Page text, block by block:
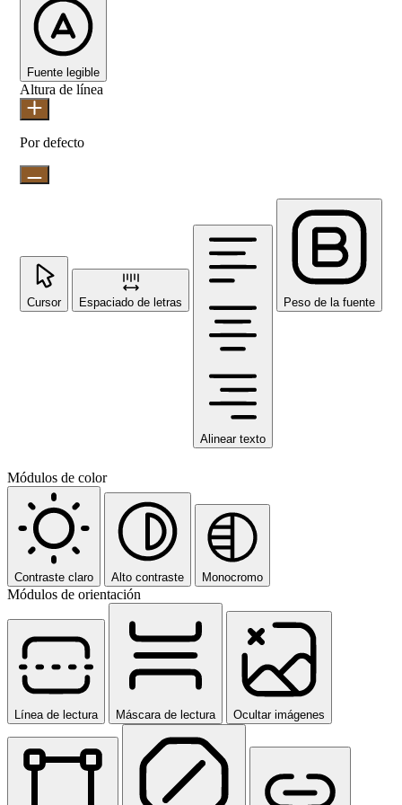
Fuente legible
Altura de línea
Por defecto
Cursor Espaciado de letras
Alinear texto
Peso de la fuente
Módulos de color
Contraste claro Alto contraste Monocromo
Módulos de orientación
Línea de lectura Máscara de lectura Ocultar imágenes